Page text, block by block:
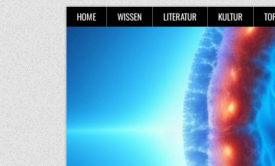
Skip
to
content
HOME WISSEN LITERATUR KULTUR